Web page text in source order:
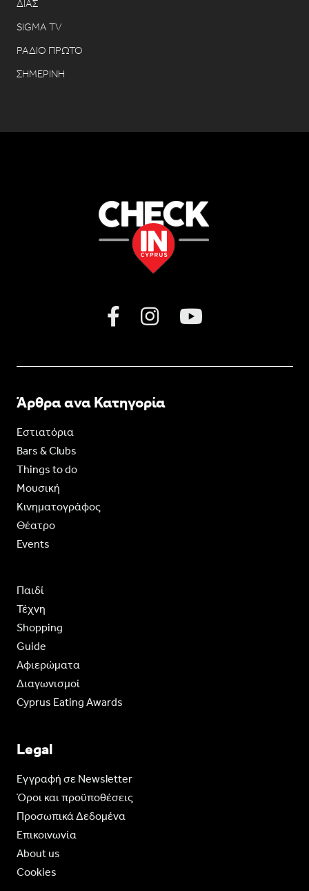
ΔΙΑΣ
SIGMA TV
ΡΑΔΙΟ ΠΡΩΤΟ
ΣΗΜΕΡΙΝΗ
Άρθρα ανα Κατηγορία
Εστιατόρια
Bars & Clubs
Things to do
Moυσική
Κινηματογράφος
Θέατρο
Events
Παιδί
Τέχνη
Shopping
Guide
Aφιερώματα
Διαγωνισμοί
Cyprus Eating Awards
Legal
Eγγραφή σε Newsletter
Όροι και προϋποθέσεις
Προσωπικά Δεδομένα
Επικοινωνία
About us
Cookies